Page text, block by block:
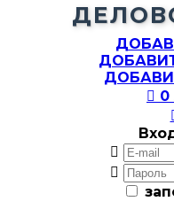
 0

